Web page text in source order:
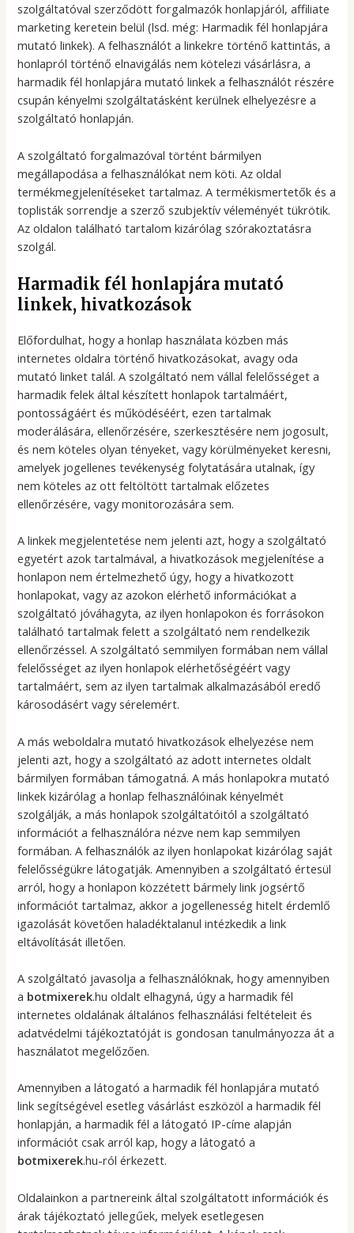
szolgáltatóval szerződött forgalmazók honlapjáról, affiliate
marketing keretein belül (lsd. még: Harmadik fél honlapjára
mutató linkek). A felhasználót a linkekre történő kattintás, a
honlapról történő elnavigálás nem kötelezi vásárlásra, a
harmadik fél honlapjára mutató linkek a felhasználót részére
csupán kényelmi szolgáltatásként kerülnek elhelyezésre a
szolgáltató honlapján.
A szolgáltató forgalmazóval történt bármilyen
megállapodása a felhasználókat nem köti. Az oldal
termékmegjelenítéseket tartalmaz. A termékismertetők és a
toplisták sorrendje a szerző szubjektív véleményét tükrötik.
Az oldalon található tartalom kizárólag szórakoztatásra
szolgál.
Harmadik fél honlapjára mutató
linkek, hivatkozások
Előfordulhat, hogy a honlap használata közben más
internetes oldalra történő hivatkozásokat, avagy oda
mutató linket talál. A szolgáltató nem vállal felelősséget a
harmadik felek által készített honlapok tartalmáért,
pontosságáért és működéséért, ezen tartalmak
moderálására, ellenőrzésére, szerkesztésére nem jogosult,
és nem köteles olyan tényeket, vagy körülményeket keresni,
amelyek jogellenes tevékenység folytatására utalnak, így
nem köteles az ott feltöltött tartalmak előzetes
ellenőrzésére, vagy monitorozására sem.
A linkek megjelentetése nem jelenti azt, hogy a szolgáltató
egyetért azok tartalmával, a hivatkozások megjelenítése a
honlapon nem értelmezhető úgy, hogy a hivatkozott
honlapokat, vagy az azokon elérhető információkat a
szolgáltató jóváhagyta, az ilyen honlapokon és forrásokon
található tartalmak felett a szolgáltató nem rendelkezik
ellenőrzéssel. A szolgáltató semmilyen formában nem vállal
felelősséget az ilyen honlapok elérhetőségéért vagy
tartalmáért, sem az ilyen tartalmak alkalmazásából eredő
károsodásért vagy sérelemért.
A más weboldalra mutató hivatkozások elhelyezése nem
jelenti azt, hogy a szolgáltató az adott internetes oldalt
bármilyen formában támogatná. A más honlapokra mutató
linkek kizárólag a honlap felhasználóinak kényelmét
szolgálják, a más honlapok szolgáltatóitól a szolgáltató
információt a felhasználóra nézve nem kap semmilyen
formában. A felhasználók az ilyen honlapokat kizárólag saját
felelősségükre látogatják. Amennyiben a szolgáltató értesül
arról, hogy a honlapon közzétett bármely link jogsértő
információt tartalmaz, akkor a jogellenesség hitelt érdemlő
igazolását követően haladéktalanul intézkedik a link
eltávolítását illetően.
A szolgáltató javasolja a felhasználóknak, hogy amennyiben
a botmixerek.hu oldalt elhagyná, úgy a harmadik fél
internetes oldalának általános felhasználási feltételeit és
adatvédelmi tájékoztatóját is gondosan tanulmányozza át a
használatot megelőzően.
Amennyiben a látogató a harmadik fél honlapjára mutató
link segítségével esetleg vásárlást eszközöl a harmadik fél
honlapján, a harmadik fél a látogató IP-címe alapján
információt csak arról kap, hogy a látogató a
botmixerek.hu-ról érkezett.
Oldalainkon a partnereink által szolgáltatott információk és
árak tájékoztató jellegűek, melyek esetlegesen